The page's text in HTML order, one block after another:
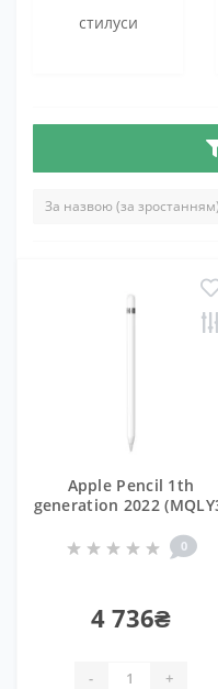
стилуси
Apple Pencil 1th
generation 2022
0
4 736₴
- +